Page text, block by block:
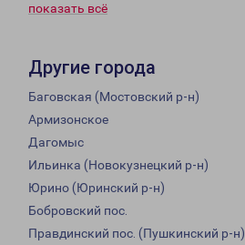
показать всё
Другие города
Баговская (Мостовский р-н)
Армизонское
Дагомыс
Ильинка (Новокузнецкий р-н)
Юрино (Юринский р-н)
Бобровский пос.
Правдинский пос. (Пушкинский р-н)